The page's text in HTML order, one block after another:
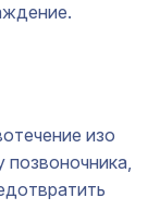
изо
позвоночника,